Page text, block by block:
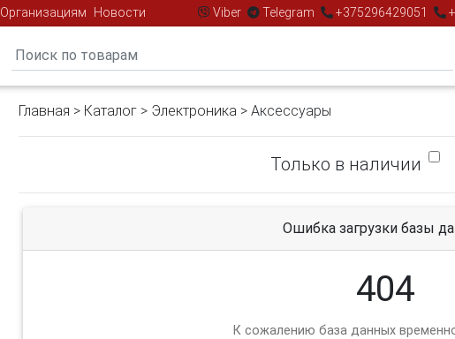
Организациям Новости Viber Telegram +375296429051
Главная > Каталог > Электроника > Аксессуары
Только в наличии
Ошибка загрузки базы
404
К сожалению база данных